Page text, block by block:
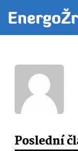
Poslední